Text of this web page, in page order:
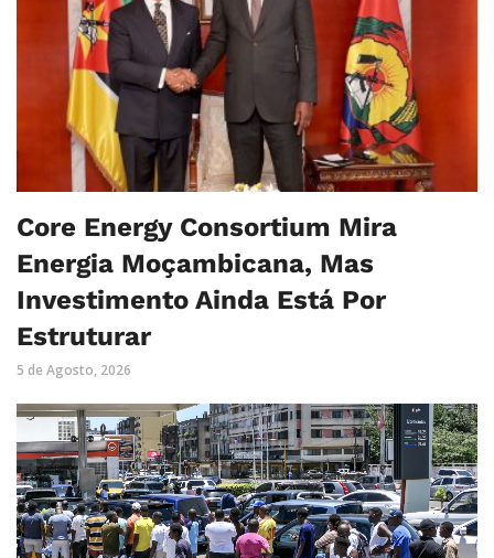
Core Energy Consortium Mira
Energia Moçambicana, Mas
Investimento Ainda Está Por
Estruturar
5 de Agosto, 2026